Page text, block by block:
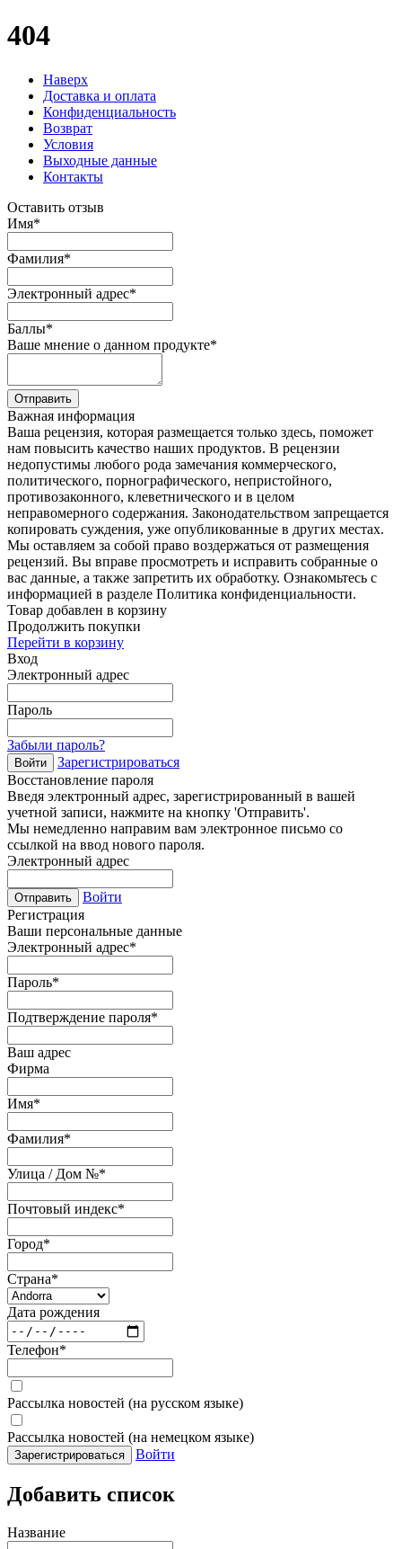
404
Наверх
Доставка и оплата
Конфиденциальность
Возврат
Условия
Выходные данные
Контакты
Оставить отзыв
Имя*
Фамилия*
Электронный адрес*
Баллы*
Ваше мнение о данном продукте*
Отправить
Важная информация
Ваша рецензия, которая размещается только здесь, поможет
нам повысить качество наших продуктов. В рецензии
недопустимы любого рода замечания коммерческого,
политического, порнографического, непристойного,
противозаконного, клеветнического и в целом
неправомерного содержания. Законодательством запрещается
копировать суждения, уже опубликованные в других местах.
Мы оставляем за собой право воздержаться от размещения
рецензий. Вы вправе просмотреть и исправить собранные о
вас данные, а также запретить их обработку. Ознакомьтесь с
информацией в разделе Политика конфиденциальности.
Товар добавлен в корзину
Продолжить покупки
Перейти в корзину
Вход
Электронный адрес
Пароль
Забыли пароль?
Войти
Зарегистрироваться
Восстановление пароля
Введя электронный адрес, зарегистрированный в вашей
учетной записи, нажмите на кнопку 'Отправить'.
Мы немедленно направим вам электронное письмо со
ссылкой на ввод нового пароля.
Электронный адрес
Отправить
Войти
Регистрация
Ваши персональные данные
Электронный адрес*
Пароль*
Подтверждение пароля*
Ваш адрес
Фирма
Имя*
Фамилия*
Улица / Дом №*
Почтовый индекс*
Город*
Страна*
Дата рождения
Телефон*
Рассылка новостей (на русском языке)
Рассылка новостей (на немецком языке)
Зарегистрироваться Войти
Добавить список
Название